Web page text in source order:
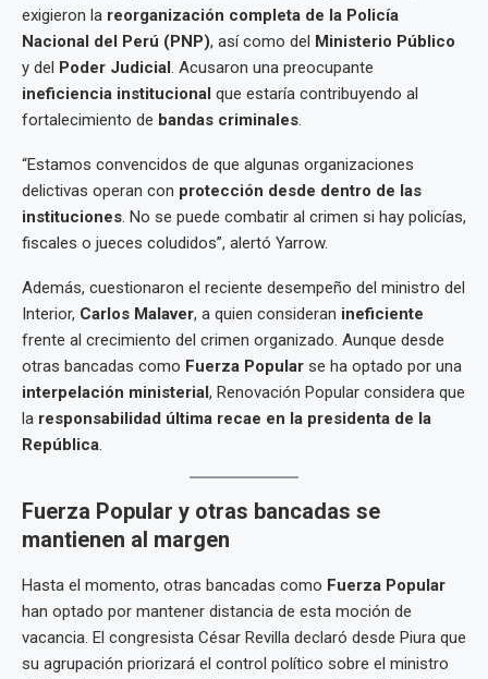
exigieron la reorganización completa de la Policía
Nacional del Perú (PNP), así como del Ministerio Público
y del Poder Judicial. Acusaron una preocupante
ineficiencia institucional que estaría contribuyendo al
fortalecimiento de bandas criminales.
“Estamos convencidos de que algunas organizaciones
delictivas operan con protección desde dentro de las
instituciones. No se puede combatir al crimen si hay policías,
fiscales o jueces coludidos”, alertó Yarrow.
Además, cuestionaron el reciente desempeño del ministro del
Interior, Carlos Malaver, a quien consideran ineficiente
frente al crecimiento del crimen organizado. Aunque desde
otras bancadas como Fuerza Popular se ha optado por una
interpelación ministerial, Renovación Popular considera que
la responsabilidad última recae en la presidenta de la
República.
Fuerza Popular y otras bancadas se
mantienen al margen
Hasta el momento, otras bancadas como Fuerza Popular
han optado por mantener distancia de esta moción de
vacancia. El congresista César Revilla declaró desde Piura que
su agrupación priorizará el control político sobre el ministro